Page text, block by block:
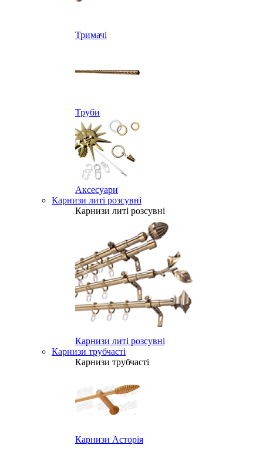
Тримачі
Труби
Аксесуари
Карнизи литі розсувні
Карнизи литі розсувні
Карнизи литі розсувні
Карнизи трубчасті
Карнизи трубчасті
Карнизи Асторія